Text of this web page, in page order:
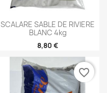
SCALARE SABLE DE RIVIERE
BLANC 4kg
8,80 €
favorite_border